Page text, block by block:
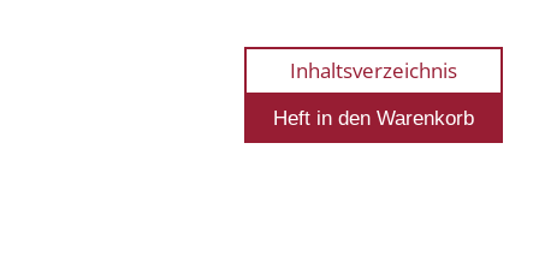
Inhaltsverzeichnis